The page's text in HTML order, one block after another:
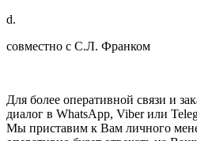
d.
совместно с С.Л. Франком
Для более оперативной связи и
диалог в WhatsApp, Viber или
Мы приставим к Вам личного